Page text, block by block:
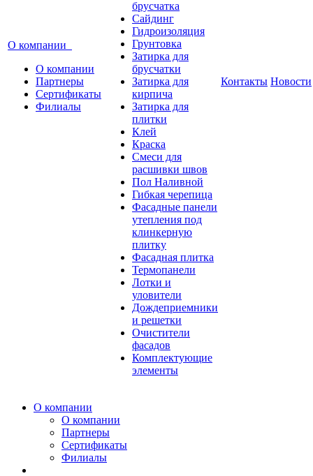
О компании
О компании
Партнеры
Сертификаты
Филиалы
брусчатка
Сайдинг
Гидроизоляция
Грунтовка
Затирка для
брусчатки
Затирка для
кирпича
Затирка для
плитки
Клей
Краска
Смеси для
расшивки швов
Пол Наливной
Гибкая черепица
Фасадные панели
утепления под
клинкерную
плитку
Фасадная плитка
Термопанели
Лотки и
уловители
Дождеприемники
и решетки
Очистители
фасадов
Комплектующие
элементы
Контакты Новости
О компании
О компании
Партнеры
Сертификаты
Филиалы